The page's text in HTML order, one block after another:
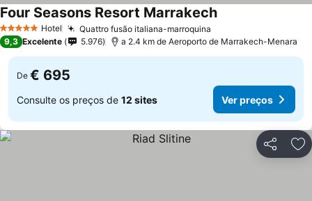
5 Estrelas Hotel Quattro fusão italiana-marroquina
Four Seasons Resort Marrakech
9,3 Excelente 5.976 a 2.4 km de Aeroporto de Marrakech-Menara
De € 695
Consulte os preços de 12 sites Ver preços
Partilhar